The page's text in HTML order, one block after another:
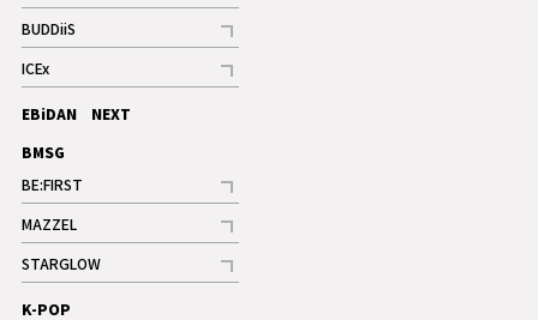
記事
BUDDiiS
記事
ICEx
記事
EBiDAN NEXT
BMSG
BE:FIRST
記事
ギャラリー
MAZZEL
記事
ギャラリー
STARGLOW
記事
K-POP